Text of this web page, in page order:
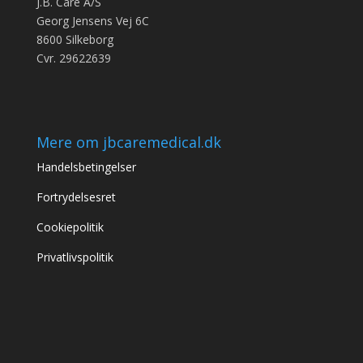
Georg Jensens Vej 6C
8600 Silkeborg
Cvr. 29622639
Mere om jbcaremedical.dk
Handelsbetingelser
Fortrydelsesret
Cookiepolitik
Privatlivspolitik